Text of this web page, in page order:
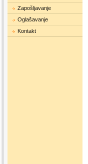
Zapošljavanje
Oglašavanje
Kontakt